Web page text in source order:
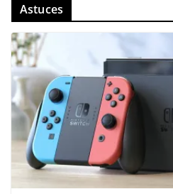
Astuces